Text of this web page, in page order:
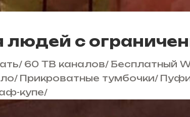
людей с
/ 60 ТВ каналов/ Бесплатный
/ Прикроватные тумбочки/
купе/